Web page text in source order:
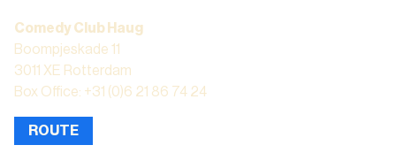
Comedy Club Haug
Boompjeskade 11
3011 XE Rotterdam
Box Office: +31 (0)6 21 86 74 24
ROUTE